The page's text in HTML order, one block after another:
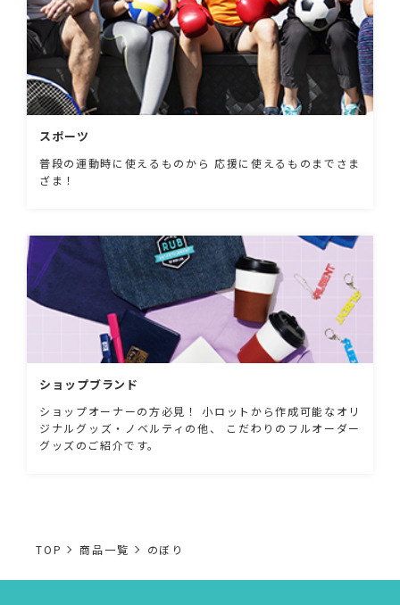
スポーツ
普段の運動時に使えるものから 応援に使えるものまでさま
ざま！
ショップブランド
ショップオーナーの方必見！ 小ロットから作成可能なオリ
ジナルグッズ・ノベルティの他、 こだわりのフルオーダー
グッズのご紹介です。
TOP 商品一覧 のぼり